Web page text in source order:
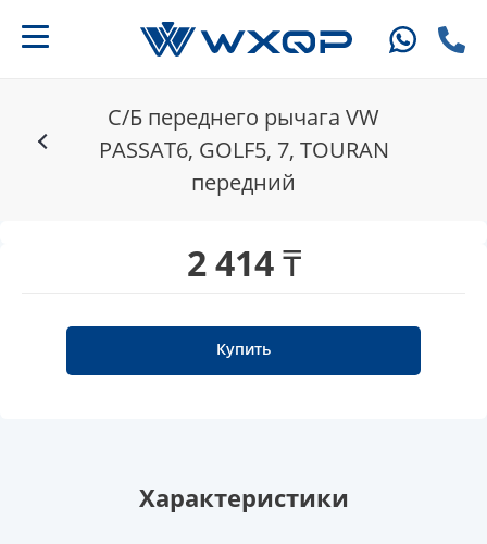
С/Б переднего рычага VW
PASSAT6, GOLF5, 7, TOURAN
передний
2 414 ₸
Купить
Характеристики